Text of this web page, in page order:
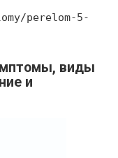
perelom-5-
виды
и